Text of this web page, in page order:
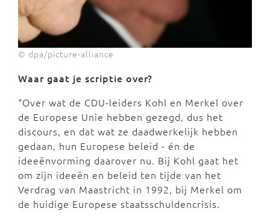
© dpa/picture-alliance
Waar gaat je scriptie over?
“Over wat de CDU-leiders Kohl en Merkel over
de Europese Unie hebben gezegd, dus het
discours, en dat wat ze daadwerkelijk hebben
gedaan, hun Europese beleid - én de
ideeënvorming daarover nu. Bij Kohl gaat het
om zijn ideeën en beleid ten tijde van het
Verdrag van Maastricht in 1992, bij Merkel om
de huidige Europese staatsschuldencrisis.